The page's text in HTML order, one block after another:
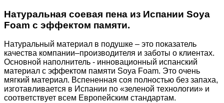
Натуральная соевая пена из Испании Soya
Foam с эффектом памяти.
Натуральный материал в подушке – это показатель
качества компании–производителя и заботы о клиентах.
Основной наполнитель - инновационный испанский
материал с эффектом памяти Soyа Foam. Это очень
мягкий материал. Вспененная соя полностью без запаха,
изготавливается в Испании по «зеленой технологии» и
соответствует всем Европейским стандартам.